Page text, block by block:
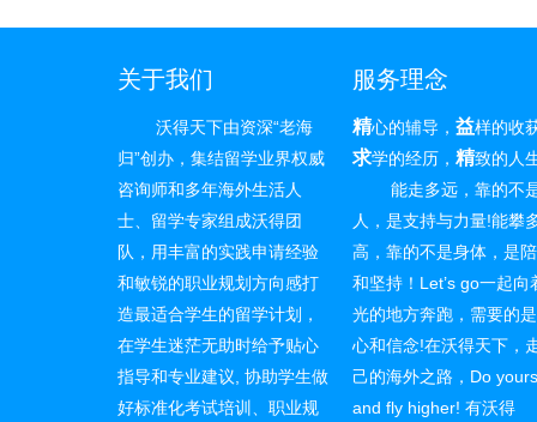
关于我们
沃得天下由资深“老海
归”创办，集结留学业界权威
咨询师和多年海外生活人
士、留学专家组成沃得团
队，用丰富的实践申请经验
和敏锐的职业规划方向感打
造最适合学生的留学计划，
在学生迷茫无助时给予贴心
指导和专业建议, 协助学生做
好标准化考试培训、职业规
服务理念
精心的辅导，益样的收
求学的经历，精致的人
能走多远，靠的不
人，是支持与力量!能攀
高，靠的不是身体，是
和坚持！Let’s go一起向
光的地方奔跑，需要的
心和信念!在沃得天下，
己的海外之路，Do
and fly higher! 有沃得